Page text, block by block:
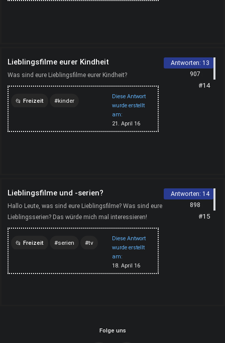
Lieblingsfilme eurer Kindheit
Was sind eure Lieblingsfilme eurer Kindheit?
Diese Antwort
wurde erstellt
am:
21. April 16
Freizeit kinder
Antworten: 13
907
#14
Lieblingsfilme und -serien?
Hallo Leute, was sind eure Lieblingsfilme? Was sind eure
Lieblingsserien? Das würde mich mal interessieren!
Diese Antwort
wurde erstellt
am:
18. April 16
Freizeit serien tv
Antworten: 14
898
#15
Folge uns